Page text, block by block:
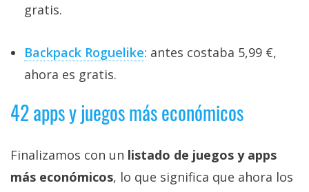
gratis.
Backpack Roguelike: antes costaba 5,99 €,
ahora es gratis.
42 apps y juegos más económicos
Finalizamos con un listado de juegos y apps
más económicos, lo que significa que ahora los